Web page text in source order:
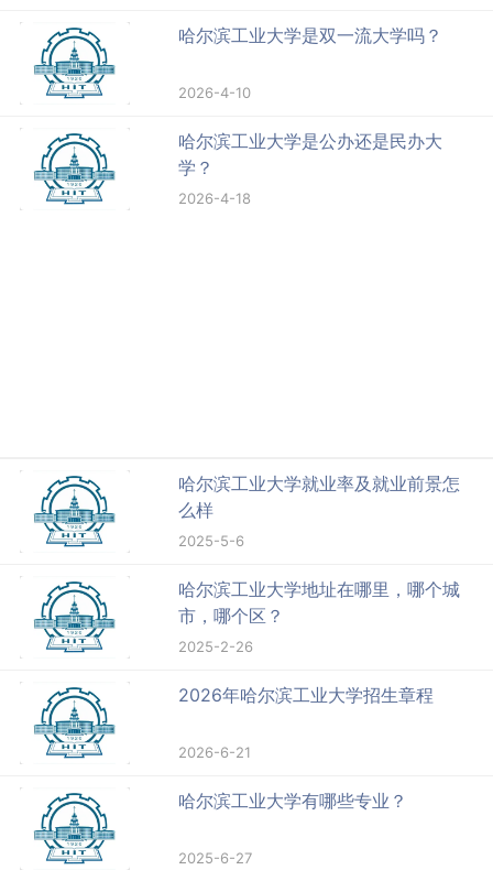
哈尔滨工业大学是双一流大学吗？
2026-4-10
哈尔滨工业大学是公办还是民办大
学？
2026-4-18
哈尔滨工业大学就业率及就业前景怎
么样
2025-5-6
哈尔滨工业大学地址在哪里，哪个城
市，哪个区？
2025-2-26
2026年哈尔滨工业大学招生章程
2026-6-21
哈尔滨工业大学有哪些专业？
2025-6-27